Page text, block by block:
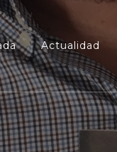
Actualidad